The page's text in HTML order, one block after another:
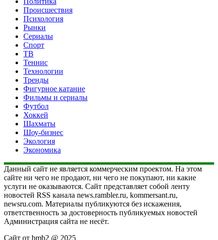
Происшествия
Психология
Рынки
Сериалы
Спорт
ТВ
Теннис
Технологии
Тренды
Фигурное катание
Фильмы и сериалы
Футбол
Хоккей
Шахматы
Шоу-бизнес
Экология
Экономика
Данный сайт не является коммерческим проектом. На этом
сайте ни чего не продают, ни чего не покупают, ни какие
услуги не оказываются. Сайт представляет собой ленту
новостей RSS канала news.rambler.ru, kommersant.ru,
newsru.com. Материалы публикуются без искажения,
ответственность за достоверность публикуемых новостей
Администрация сайта не несёт.
Сайт от bmb2 @ 2025